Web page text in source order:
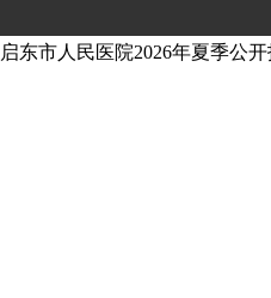
启东市人民医院2026年夏季公